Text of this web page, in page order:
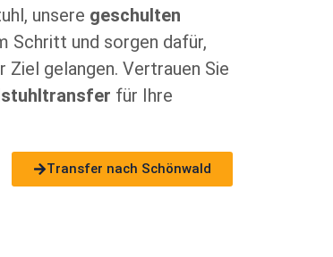
unsere geschulten
Schritt und sorgen dafür,
Ziel gelangen. Vertrauen Sie
für Ihre
Transfer nach Schönwald